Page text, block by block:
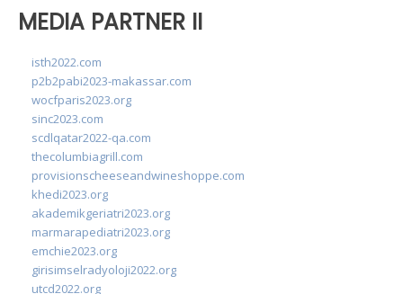
MEDIA PARTNER II
isth2022.com
p2b2pabi2023-makassar.com
wocfparis2023.org
sinc2023.com
scdlqatar2022-qa.com
thecolumbiagrill.com
provisionscheeseandwineshoppe.com
khedi2023.org
akademikgeriatri2023.org
marmarapediatri2023.org
emchie2023.org
girisimselradyoloji2022.org
utcd2022.org